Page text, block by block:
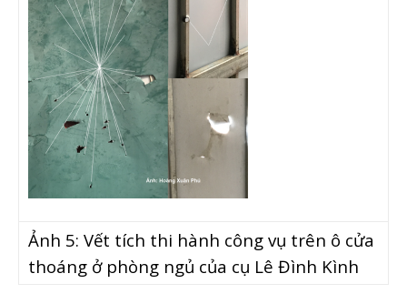
Ảnh 5: Vết tích thi hành công vụ trên ô cửa
thoáng ở phòng ngủ của cụ Lê Đình Kình